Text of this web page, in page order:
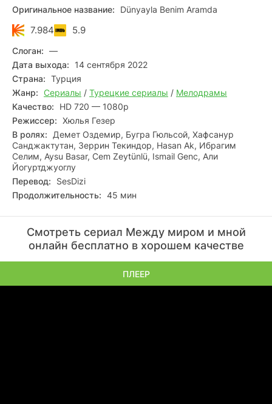
Оригинальное название: Dünyayla Benim Aramda
7.984 5.9
Слоган: —
Дата выхода:
14 сентября 2022
Страна: Турция
Жанр: Сериалы / Турецкие сериалы / Мелодрамы
Качество:
HD 720 — 1080p
Режиссер: Хюлья Гезер
В ролях:
Демет Оздемир, Бугра Гюльсой, Хафсанур
Санджактутан, Зеррин Текиндор, Hasan Ak, Ибрагим
Селим, Aysu Basar, Cem Zeytünlü, Ismail Genc, Али
Йогуртджуоглу
Перевод:
SesDizi
Продолжительность: 45 мин
Смотреть сериал Между миром и мной
онлайн бесплатно в хорошем качестве
ПЛЕЕР